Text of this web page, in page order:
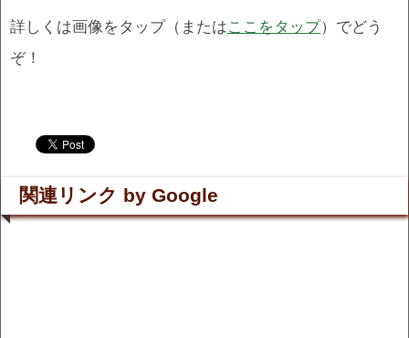
詳しくは画像をタップ（またはここをタップ）でどう
ぞ！
関連リンク by Google